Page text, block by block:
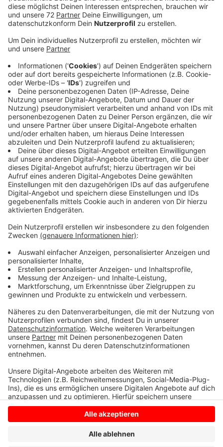
Veröffentlicht:Freitag, 04.12.2020 15:18
Wie lange das der Fall sein wird, ist noch offen. Das
Kreisgesundheitsamt hat für die vierte Klasse wie
auch für einen Großteil der Lehrer eine Quarantäne
ausgesprochen. Bereits heute hat es in der Schule
keinen Unterricht mehr gegeben.
Die Quarantäne der Schulklasse geht bis zum 17.
Dezember. Einen Tag später beginnen die
Weihnachtsferien. Für die Lehrer endet die Quarantäne
bereits einige Tage früher.
Deswegen ist völlig unklar, wann und in welcher Form
der Unterricht an der St. Georg Schule wieder möglich
ist. Um berufstätigen Eltern entgegenzukommen, soll
es in der kommenden Woche eine Notbetreuung
geben.
Wie sich das Infektionsgeschehen und die Situation an
der St. Georg Grundschule in Hiddingsel entwickeltn,
behält Radio Kiepenkerl für Sie im Blick.
Anzeige